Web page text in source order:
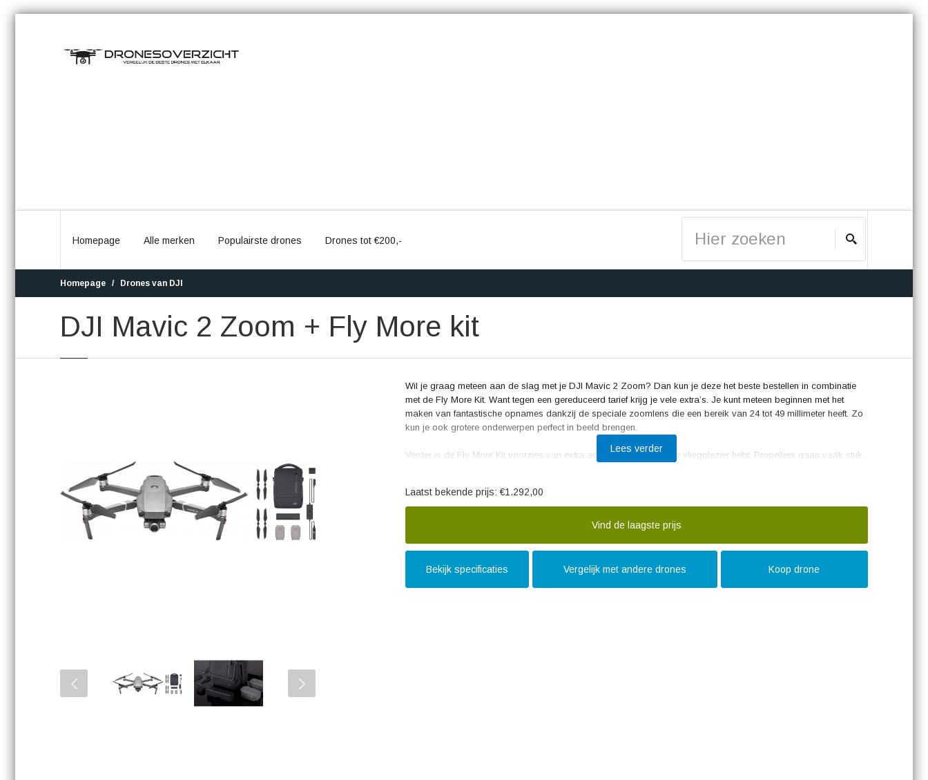
Homepage Alle merken Populairste drones Drones tot €200,-
Homepage Drones van DJI
DJI Mavic 2 Zoom + Fly More kit
Wil je graag meteen aan de slag met je DJI Mavic 2 Zoom? Dan kun je deze het beste bestellen in combinatie
met de Fly More Kit. Want tegen een gereduceerd tarief krijg je vele extra’s. Je kunt meteen beginnen met het
maken van fantastische opnames dankzij de speciale zoomlens die een bereik van 24 tot 49 millimeter heeft. Zo
kun je ook grotere onderwerpen perfect in beeld brengen.
Verder is de Fly More Kit voorzien van extra accu’s, zodat je langer vliegplezier hebt. Propellers gaan vaak stuk,
opladen. Ook onderweg kun je meteen aan de slag, want de autolader stelt je in staat ook tijdens het rijden op te
laden. Ten slotte kun je de drone veilig opbergen in de meegeleverde schoudertas.
Lees verder
Laatst bekende prijs: €1.292,00
Vind de laagste prijs
Bekijk specificaties Vergelijk met andere drones Koop drone